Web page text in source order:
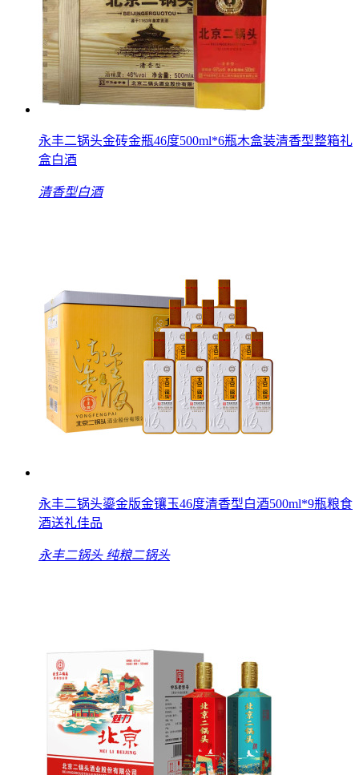
永丰二锅头金砖金瓶46度500ml*6瓶木盒装清香型整箱礼
盒白酒
清香型白酒
永丰二锅头鎏金版金镶玉46度清香型白酒500ml*9瓶粮食
酒送礼佳品
永丰二锅头 纯粮二锅头